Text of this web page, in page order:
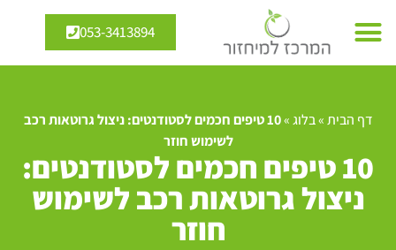
053-3413894
דף הבית»בלוג»
10 טיפים חכמים לסטודנטים: ניצול גרוטאות רכב
לשימוש חוזר
10 טיפים חכמים לסטודנטים:
ניצול גרוטאות רכב לשימוש
חוזר